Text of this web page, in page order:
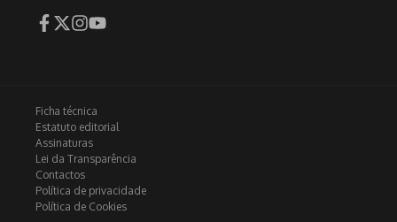
Ficha técnica
Estatuto editorial
Assinaturas
Lei da Transparência
Contactos
Política de privacidade
Política de Cookies